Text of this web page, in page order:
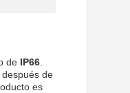
de IP66
después de
es